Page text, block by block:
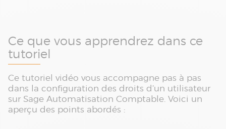
Ce que vous apprendrez dans ce
tutoriel
Ce tutoriel vidéo vous accompagne pas à pas
dans la configuration des droits d’un utilisateur
sur Sage Automatisation Comptable. Voici un
aperçu des points abordés :